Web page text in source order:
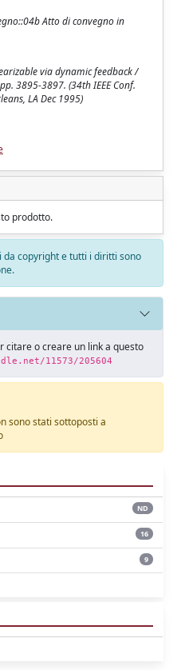
Atto di convegno in
via dynamic feedback /
3895-3897. (34th IEEE Conf.
LA Dec 1995)
prodotto.
da copyright e tutti i diritti sono
citare o creare un link a questo
11573/205604
sono stati sottoposti a
ND
16
9